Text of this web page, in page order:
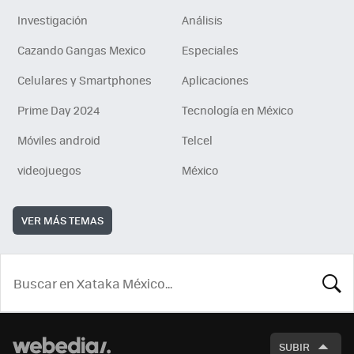
Investigación
Análisis
Cazando Gangas Mexico
Especiales
Celulares y Smartphones
Aplicaciones
Prime Day 2024
Tecnología en México
Móviles android
Telcel
videojuegos
México
VER MÁS TEMAS
SUBIR